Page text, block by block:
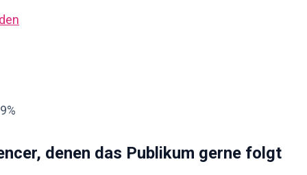
denen das Publikum gerne folgt